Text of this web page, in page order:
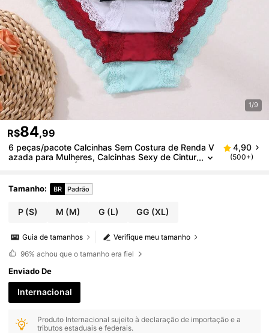
1/9
R$84,99
6 peças/pacote Calcinhas Sem Costura de Renda V
azada para Mulheres, Calcinhas Sexy de Cintur
a Baixa, Roupas Íntimas Confortáveis
4,90
(500+)
Tamanho: BR Padrão
P (S) M (M) G (L) GG (XL)
Verifique meu tamanho
Guia de tamanhos
96% achou que o tamanho era fiel
Enviado De
Internacional
Produto Internacional sujeito à declaração de importação e a
tributos estaduais e federais.